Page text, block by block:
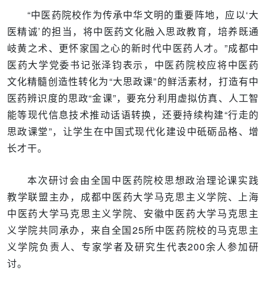
“中医药院校作为传承中华文明的重要阵地，应以‘大
医精诚’的担当，将中医药文化融入思政教育，培养既通
岐黄之术、更怀家国之心的新时代中医药人才。”成都中
医药大学党委书记张泽钧表示，中医药院校应将中医药
文化精髓创造性转化为“大思政课”的鲜活素材，打造有中
医药辨识度的思政“金课”，要充分利用虚拟仿真、人工智
能等现代信息技术推动话语转换，还要持续构建“行走的
思政课堂”，让学生在中国式现代化建设中砥砺品格、增
长才干。
本次研讨会由全国中医药院校思想政治理论课实践
教学联盟主办，成都中医药大学马克思主义学院、上海
中医药大学马克思主义学院、安徽中医药大学马克思主
义学院共同承办，来自全国25所中医药院校的马克思主
义学院负责人、专家学者及研究生代表200余人参加研
讨。